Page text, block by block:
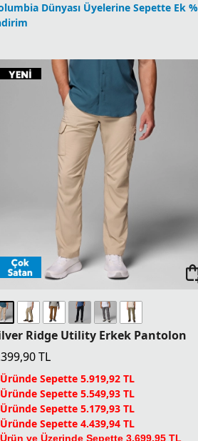
Ridge Utility Erkek Pantolon
TL
Sepette 5.919,92 TL
Sepette 5.549,93 TL
Sepette 5.179,93 TL
Üründe Sepette 4.439,94 TL
Ürün ve Üzerinde Sepette 3.699,95 TL
Dünyası Üyelerine Sepette Ek %5